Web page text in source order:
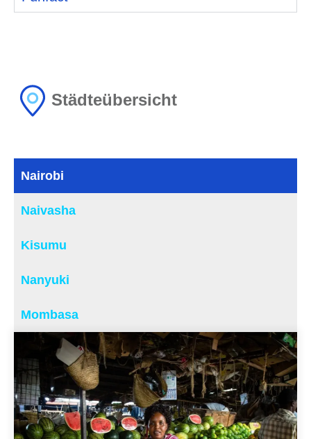
Städteübersicht
Nairobi
Naivasha
Kisumu
Nanyuki
Mombasa